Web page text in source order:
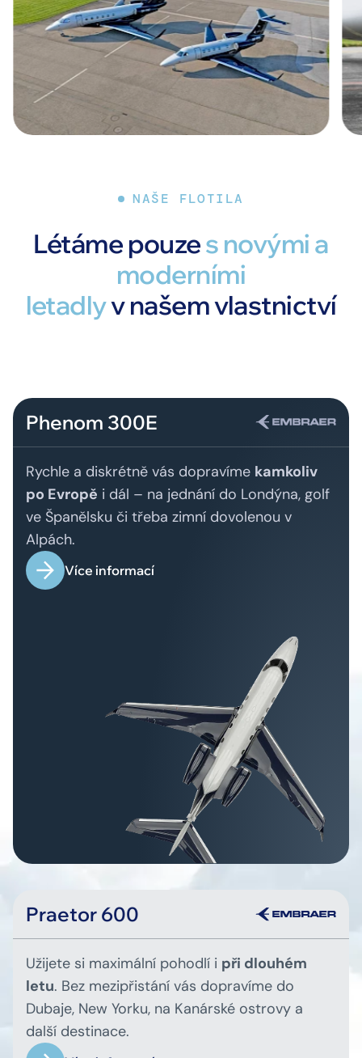
NAŠE FLOTILA
Létáme pouzes novými a
moderními
letadlyv našem vlastnictví
Phenom 300E
Rychle a diskrétně vás dopravíme kamkoliv
po Evropě i dál – na jednání do Londýna, golf
ve Španělsku či třeba zimní dovolenou v
Alpách.
Více informací
Praetor 600
Užijete si maximální pohodlí i při dlouhém
letu. Bez mezipřistání vás dopravíme do
Dubaje, New Yorku, na Kanárské ostrovy a
další destinace.